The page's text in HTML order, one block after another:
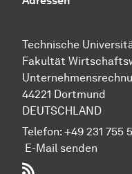
Technische
Fakultät
44221 Dortmund
DEUTSCHLAND
Telefon: +49 231 755
E-Mail senden